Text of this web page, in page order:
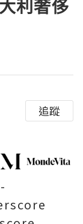
利奢侈
追蹤